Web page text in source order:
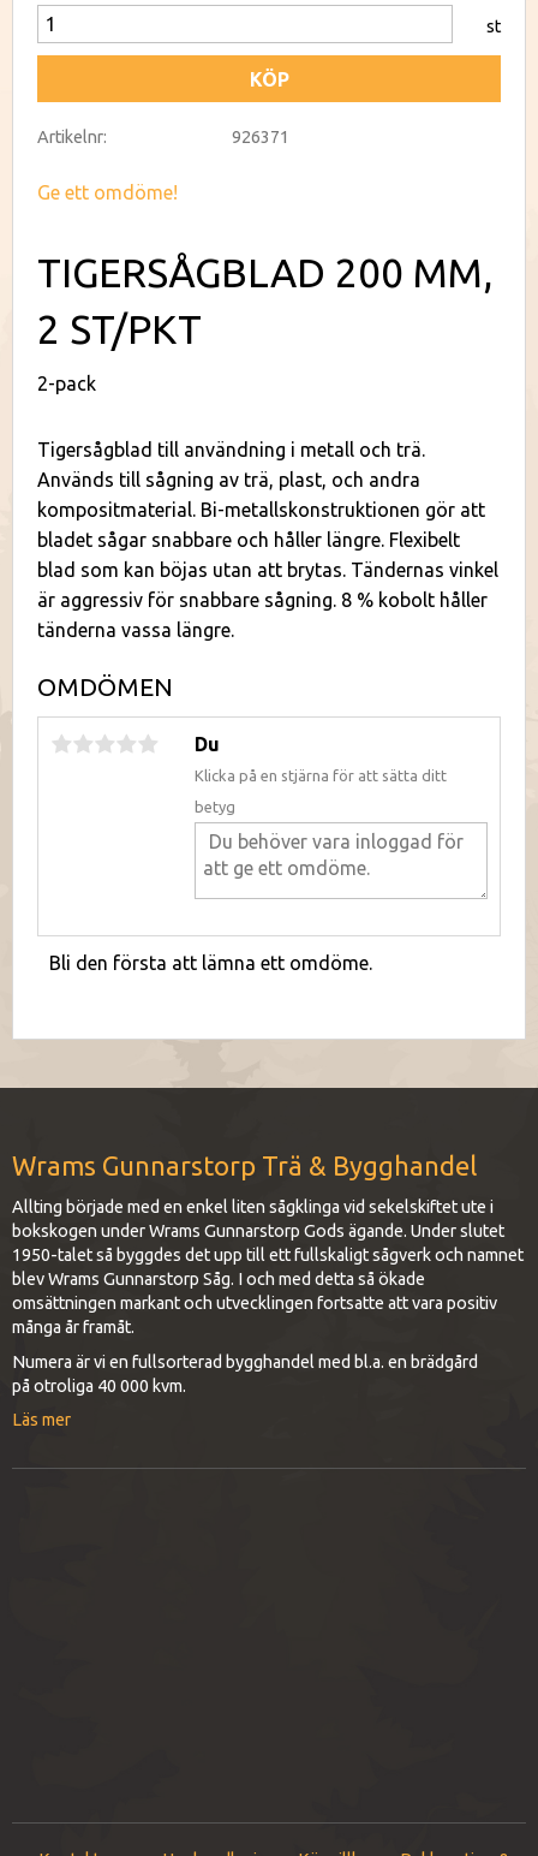
st
KÖP
Artikelnr 926371
Ge ett omdöme!
TIGERSÅGBLAD 200 MM,
2 ST/PKT
2-pack
Tigersågblad till användning i metall och trä.
Används till sågning av trä, plast, och andra
kompositmaterial. Bi-metallskonstruktionen gör att
bladet sågar snabbare och håller längre. Flexibelt
blad som kan böjas utan att brytas. Tändernas vinkel
är aggressiv för snabbare sågning. 8 % kobolt håller
tänderna vassa längre.
OMDÖMEN
Du
Klicka på en stjärna för att sätta ditt
betyg
Bli den första att lämna ett omdöme.
Wrams Gunnarstorp Trä & Bygghandel
Allting började med en enkel liten sågklinga vid sekelskiftet ute i
bokskogen under Wrams Gunnarstorp Gods ägande. Under slutet
1950-talet så byggdes det upp till ett fullskaligt sågverk och namnet
blev Wrams Gunnarstorp Såg. I och med detta så ökade
omsättningen markant och utvecklingen fortsatte att vara positiv
många år framåt.
Numera är vi en fullsorterad bygghandel med bl.a. en brädgård
på otroliga 40 000 kvm.
Läs mer